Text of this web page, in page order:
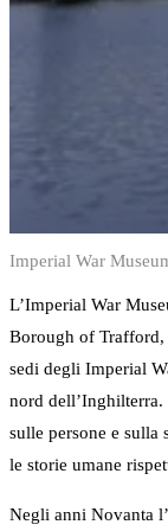
Imperial War
L’Imperial War
Borough of Trafford,
sedi degli Imperial
nord
sulle persone e sulla
le storie umane
Negli anni Novanta